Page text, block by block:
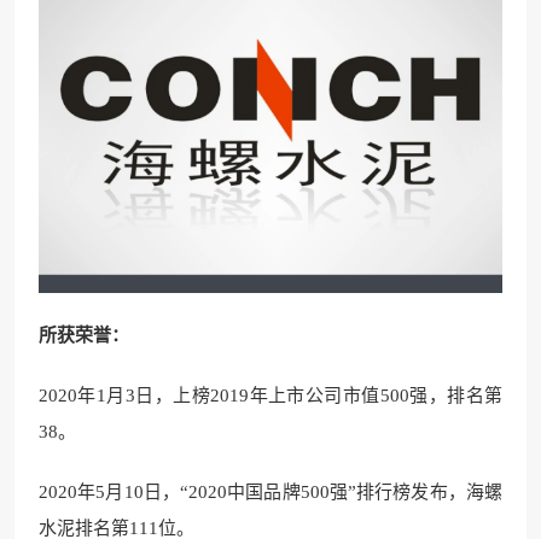
所获荣誉：
2020年1月3日，上榜2019年上市公司市值500强，排名第
38。
2020年5月10日，“2020中国品牌500强”排行榜发布，海螺
水泥排名第111位。